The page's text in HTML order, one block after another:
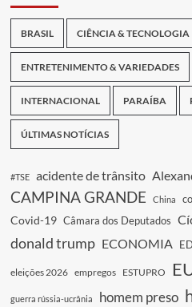
BRASIL CIÊNCIA & TECNOLOGIA
ENTRETENIMENTO & VARIEDADES
INTERNACIONAL PARAÍBA
ÚLTIMAS NOTÍCIAS
#TSE acidente de trânsito
CAMPINA GRANDE China
Covid-19 Câmara dos Deputados
donald trump ECONOMIA
eleições 2026 empregos ESTUPRO
guerra rússia-ucrânia homem preso